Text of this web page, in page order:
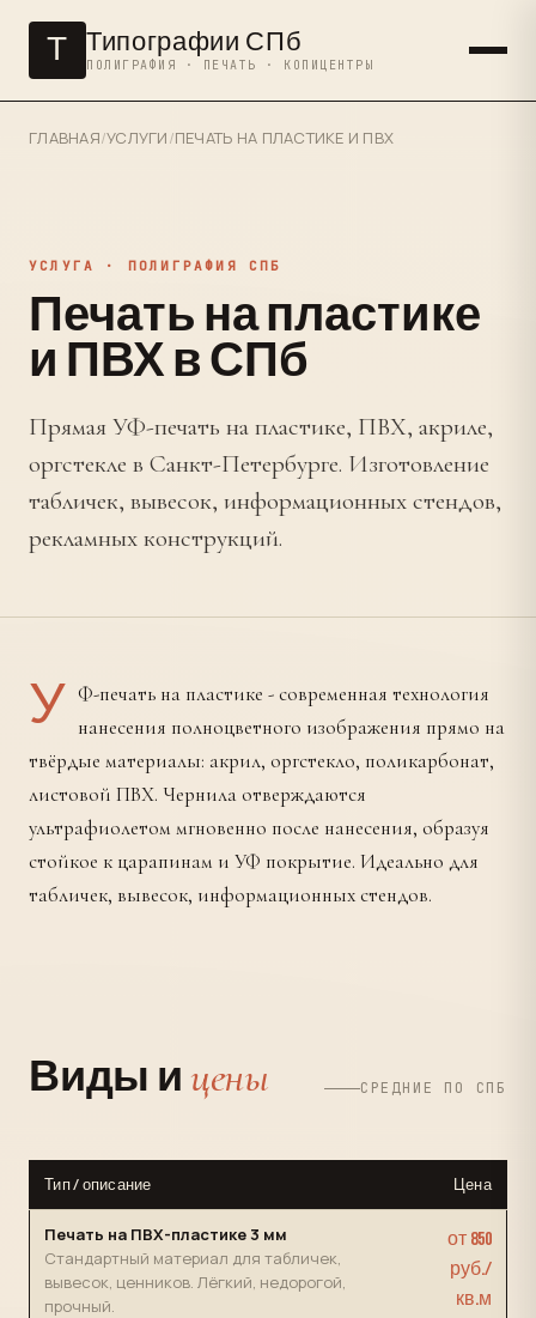
Т Типографии СПб
ПОЛИГРАФИЯ · ПЕЧАТЬ · КОПИЦЕНТРЫ
ГЛАВНАЯ/УСЛУГИ/ПЕЧАТЬ НА ПЛАСТИКЕ И ПВХ
УСЛУГА · ПОЛИГРАФИЯ СПБ
Печать на пластике
и ПВХ в СПб
Прямая УФ-печать на пластике, ПВХ, акриле,
оргстекле в Санкт-Петербурге. Изготовление
табличек, вывесок, информационных стендов,
рекламных конструкций.
У Ф-печать на пластике - современная технология
нанесения полноцветного изображения прямо на
твёрдые материалы: акрил, оргстекло, поликарбонат,
листовой ПВХ. Чернила отверждаются
ультрафиолетом мгновенно после нанесения, образуя
стойкое к царапинам и УФ покрытие. Идеально для
табличек, вывесок, информационных стендов.
Виды и цены СРЕДНИЕ ПО СПБ
Тип / описание Цена
Печать на ПВХ-пластике 3 мм
Стандартный материал для табличек,
вывесок, ценников. Лёгкий, недорогой,
прочный.
от 850
руб./
кв.м